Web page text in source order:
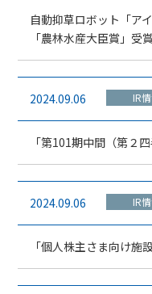
自動抑草ロボット「ア
「農林水産大臣賞」受
2024.09.06 IR
「第101期中間（第２
2024.09.06 IR
「個人株主さま向け施